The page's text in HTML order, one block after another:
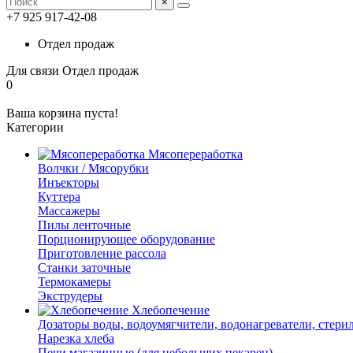
+7 925 917-42-08
Отдел продаж
Для связи Отдел продаж
0
Ваша корзина пуста!
Категории
Мясопереработка
Волчки / Мясорубки
Инъекторы
Куттера
Массажеры
Пилы ленточные
Порционирующее оборудование
Приготовление рассола
Станки заточные
Термокамеры
Экструдеры
Хлебопечение
Дозаторы воды, водоумягчители, водонагреватели,
Нарезка хлеба